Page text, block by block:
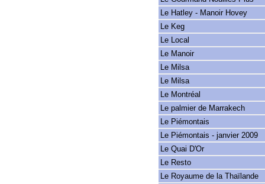
Le Hatley - Manoir Hovey
Le Keg
Le Local
Le Manoir
Le Milsa
Le Milsa
Le Montréal
Le palmier de Marrakech
Le Piémontais
Le Piémontais - janvier 2009
Le Quai D'Or
Le Resto
Le Royaume de la Thaïlande